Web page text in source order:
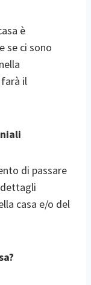
è
se ci sono
il
di passare
casa e/o del